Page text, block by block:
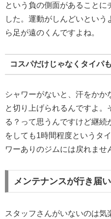
という負の側面があることに
した。運動がしんどいとい
ら足が遠のくんですよね。
コスパだけじゃなくタイパ
シャワーがないと、汗をかか
と切り上げられるんですよ
る？って思うんですけど継
をしても1時間程度というタ
ワーありのジムには戻れませ
メンテナンスが行き届
スタッフさんがいないのは